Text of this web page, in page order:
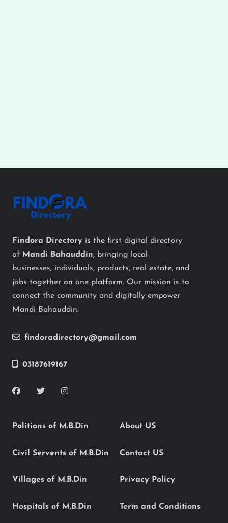
Findora Directory is the first digital directory
of Mandi Bahauddin, bringing local
businesses, individuals, products, real estate, and
jobs together on one platform. Our mission is to
connect the community and digitally empower
Mandi Bahauddin.
findoradirectory@gmail.com
03187619167
Politions of M.B.Din
Civil Servents of M.B.Din
Villages of M.B.Din
Hospitals of M.B.Din
About US
Contact US
Privacy Policy
Term and Conditions